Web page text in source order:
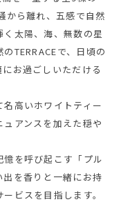
から離れ、五感で自然
太陽、海、無数の星
TERRACEで、日頃の
お過ごしいただける
高いホワイトティー
アンスを加えた穏や
を呼び起こす「プル
を香りと一緒にお持
ビスを目指します。